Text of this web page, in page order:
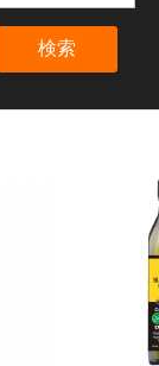
検索